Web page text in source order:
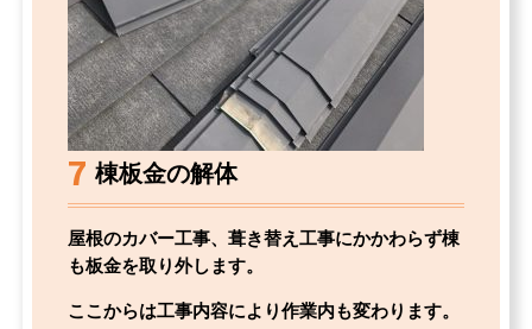
7 棟板金の解体
屋根のカバー工事、葺き替え工事にかかわらず棟
も板金を取り外します。
ここからは工事内容により作業内も変わります。